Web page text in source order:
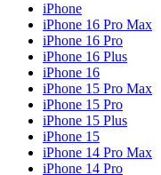
iPhone
iPhone 16 Pro Max
iPhone 16 Pro
iPhone 16 Plus
iPhone 16
iPhone 15 Pro Max
iPhone 15 Pro
iPhone 15 Plus
iPhone 15
iPhone 14 Pro Max
iPhone 14 Pro